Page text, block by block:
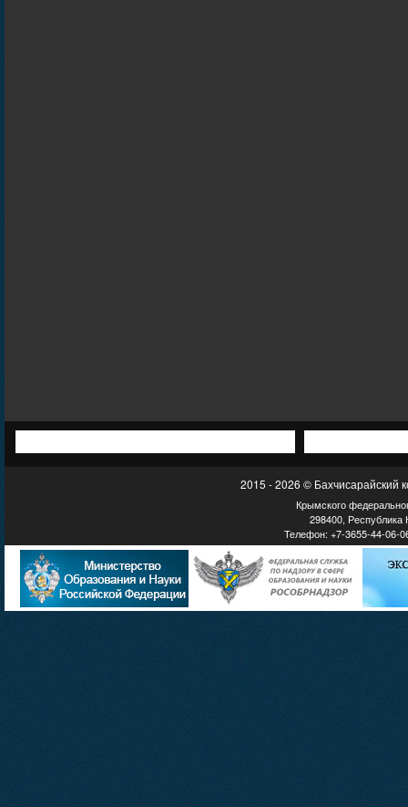
2015 - 2026 © Бахчисарайский
Крымского
298400, Республика
Телефон: +7-3655-44-06-